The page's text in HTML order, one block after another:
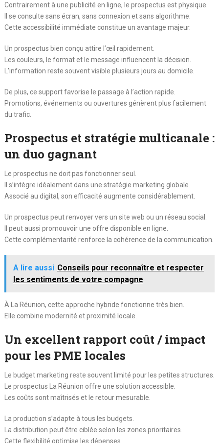
Contrairement à une publicité en ligne, le prospectus est physique.
Il se consulte sans écran, sans connexion et sans algorithme.
Cette accessibilité immédiate constitue un avantage majeur.
Un prospectus bien conçu attire l’œil rapidement.
Les couleurs, le format et le message influencent la décision.
L’information reste souvent visible plusieurs jours au domicile.
De plus, ce support favorise le passage à l’action rapide.
Promotions, événements ou ouvertures génèrent plus facilement
du trafic.
Prospectus et stratégie multicanale :
un duo gagnant
Le prospectus ne doit pas fonctionner seul.
Il s’intègre idéalement dans une stratégie marketing globale.
Associé au digital, son efficacité augmente considérablement.
Un prospectus peut renvoyer vers un site web ou un réseau social.
Il peut aussi promouvoir une offre disponible en ligne.
Cette complémentarité renforce la cohérence de la communication.
A lire aussi Conseils pour reconnaître et respecter
les sentiments de votre compagne
À La Réunion, cette approche hybride fonctionne très bien.
Elle combine modernité et proximité locale.
Un excellent rapport coût / impact
pour les PME locales
Le budget marketing reste souvent limité pour les petites structures.
Le prospectus La Réunion offre une solution accessible.
Les coûts sont maîtrisés et le retour mesurable.
La production s’adapte à tous les budgets.
La distribution peut être ciblée selon les zones prioritaires.
Cette flexibilité optimise les dépenses.